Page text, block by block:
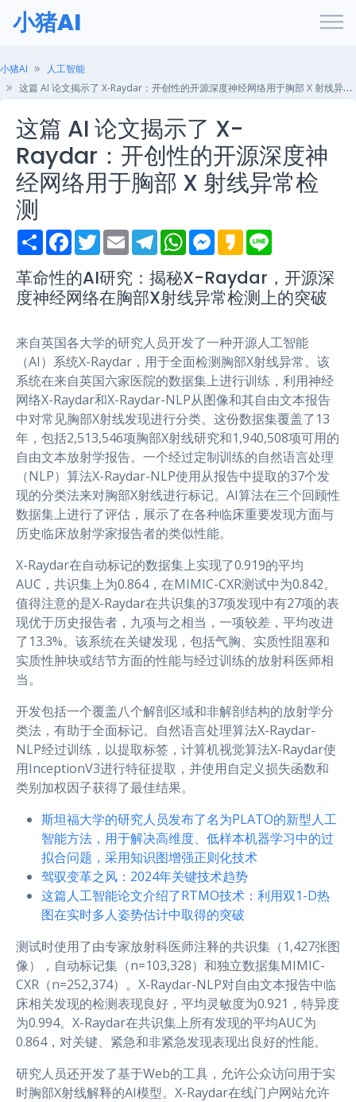
小猪AI
小猪AI
人工智能
这篇 AI 论文揭示了 X-Raydar：开创性的开源深度神经网络用于胸部 X 射线异常检测
这篇 AI 论文揭示了 X-
Raydar：开创性的开源深度神
经网络用于胸部 X 射线异常检
测
S
h
r
e
F
a
e
b
o
T
w
t
t
e
E
m
i
l
T
e
e
g
r
W
h
t
s
A
M
e
s
e
n
r
K
a
a
o
革命性的AI研究：揭秘X-Raydar，开源深
度神经网络在胸部X射线异常检测上的突破
来自英国各大学的研究人员开发了一种开源人工智能
（AI）系统X-Raydar，用于全面检测胸部X射线异常。该
系统在来自英国六家医院的数据集上进行训练，利用神经
网络X-Raydar和X-Raydar-NLP从图像和其自由文本报告
中对常见胸部X射线发现进行分类。这份数据集覆盖了13
年，包括2,513,546项胸部X射线研究和1,940,508项可用的
自由文本放射学报告。一个经过定制训练的自然语言处理
（NLP）算法X-Raydar-NLP使用从报告中提取的37个发
现的分类法来对胸部X射线进行标记。AI算法在三个回顾性
数据集上进行了评估，展示了在各种临床重要发现方面与
历史临床放射学家报告者的类似性能。
X-Raydar在自动标记的数据集上实现了0.919的平均
AUC，共识集上为0.864，在MIMIC-CXR测试中为0.842。
值得注意的是X-Raydar在共识集的37项发现中有27项的表
现优于历史报告者，九项与之相当，一项较差，平均改进
了13.3%。该系统在关键发现，包括气胸、实质性阻塞和
实质性肿块或结节方面的性能与经过训练的放射科医师相
当。
开发包括一个覆盖八个解剖区域和非解剖结构的放射学分
类法，有助于全面标记。自然语言处理算法X-Raydar-
NLP经过训练，以提取标签，计算机视觉算法X-Raydar使
用InceptionV3进行特征提取，并使用自定义损失函数和
类别加权因子获得了最佳结果。
斯坦福大学的研究人员发布了名为PLATO的新型人工
智能方法，用于解决高维度、低样本机器学习中的过
拟合问题，采用知识图增强正则化技术
驾驭变革之风：2024年关键技术趋势
这篇人工智能论文介绍了RTMO技术：利用双1-D热
图在实时多人姿势估计中取得的突破
测试时使用了由专家放射科医师注释的共识集（1,427张图
像），自动标记集（n=103,328）和独立数据集MIMIC-
CXR（n=252,374）。X-Raydar-NLP对自由文本报告中临
床相关发现的检测表现良好，平均灵敏度为0.921，特异度
为0.994。X-Raydar在共识集上所有发现的平均AUC为
0.864，对关键、紧急和非紧急发现表现出良好的性能。
研究人员还开发了基于Web的工具，允许公众访问用于实
时胸部X射线解释的AI模型。X-Raydar在线门户网站允许